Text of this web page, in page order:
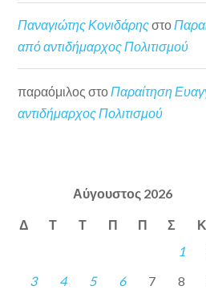
Παναγιώτης Κονιδάρηςστο
από αντιδήμαρχος Πολιτισμού
παραόμιλος στο Παραίτηση
αντιδήμαρχος Πολιτισμού
Αύγουστος 2026
Δ Τ Τ Π Π Σ Κ
1
3
4 5 6 7 8